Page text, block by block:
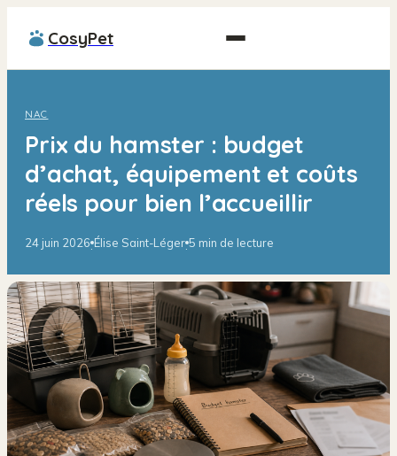
CosyPet
NAC
Prix du hamster : budget
d’achat, équipement et coûts
réels pour bien l’accueillir
24 juin 2026·Élise Saint-Léger·5 min de lecture